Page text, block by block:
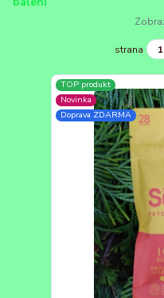
strana
TOP produkt
Novinka
Doprava ZDARMA